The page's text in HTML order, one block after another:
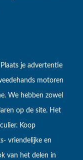
je advertentie
motoren
We hebben zowel
op de site. Het
Koop
vriendelijke en
van het delen in